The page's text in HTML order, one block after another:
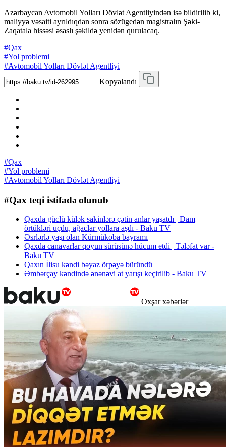
Azərbaycan Avtomobil Yolları Dövlət Agentliyindən isə bildirilib ki,
maliyyə vəsaiti ayrıldıqdan sonra sözügedən magistralın Şəki-
Zaqatala hissəsi əsaslı şəkildə yenidən qurulacaq.
#Qax
#Yol problemi
#Avtomobil Yolları Dövlət Agentliyi
Kopyalandı
#Qax
#Yol problemi
#Avtomobil Yolları Dövlət Agentliyi
#Qax teqi istifadə olunub
Qaxda güclü külək sakinlərə çətin anlar yaşatdı | Dam
örtükləri uçdu, ağaclar yollara aşdı - Baku TV
Əsrlərlə yaşı olan Kürmükoba bayramı
Qaxda canavarlar qoyun sürüsünə hücum etdi | Tələfat var -
Baku TV
Qaxın İlisu kəndi bəyaz örpəyə büründü
Əmbərçay kəndində ənənəvi at yarışı keçirilib - Baku TV
Oxşar xəbərlər